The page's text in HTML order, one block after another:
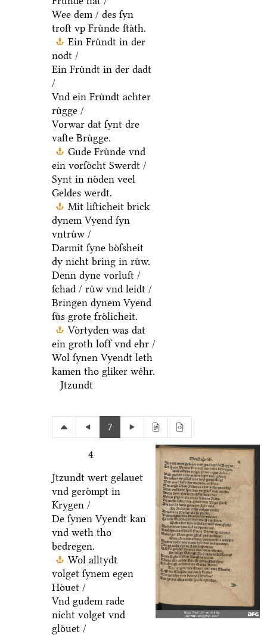
Wee dem / des ſyn
troſt vp Fruͤnde ſtaͤth.
Ein Fruͤndt in der
nodt /
Ein Fruͤndt in der dadt
/
Vnd ein Fruͤndt achter
ruͤgge /
Vorwar dat ſynt dre
vaſte Bruͤgge.
Gude Fruͤnde vnd
ein vorſoͤcht Swerdt /
Synt in noͤden veel
Geldes werdt.
Mit liſticheit brick
dynem Vyend ſyn
vntruͤw /
Darmit ſyne boͤſsheit
dy nicht bring in ruͤw.
Denn dyne vorluſt /
ſchad / ruͤw vnd leidt /
Bringen dynem Vyend
ſuͤs grote froͤlicheit.
Voͤrtyden was dat
ein groth loff vnd ehr /
Wol ſynen Vyendt leth
kamen tho gliker weͤhr.
Jtzundt
7
4
Jtzundt wert gelauet
vnd geroͤmpt in
Krygen /
De ſynen Vyendt kan
vnd weth tho
bedregen.
Wol alltydt
volget ſynem egen
Hoͤuet /
Vnd gudem rade
nicht volget vnd
gloͤuet /